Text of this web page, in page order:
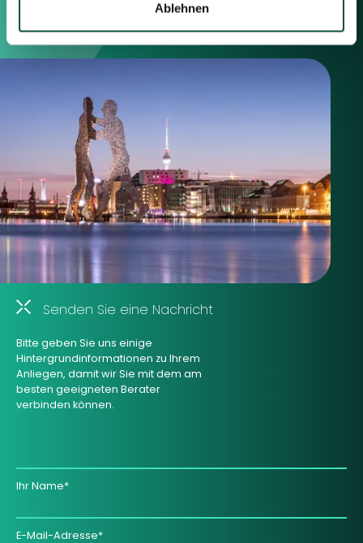
Ablehnen
Senden Sie eine Nachricht
Bitte geben Sie uns einige
Hintergrundinformationen zu Ihrem
Anliegen, damit wir Sie mit dem am
besten geeigneten Berater
verbinden können.
Ihr Name*
E-Mail-Adresse*